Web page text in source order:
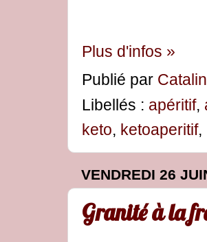
Plus d'infos »
Publié par
Libellés : apéritif,
keto, ketoaperitif,
VENDREDI 26
Granité à la